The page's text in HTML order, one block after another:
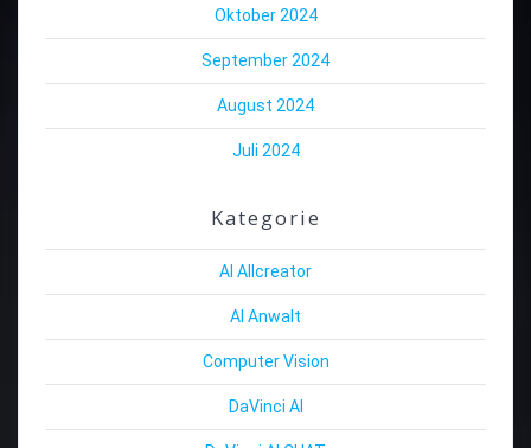
Oktober 2024
September 2024
August 2024
Juli 2024
Kategorie
AI Allcreator
AI Anwalt
Computer Vision
DaVinci AI